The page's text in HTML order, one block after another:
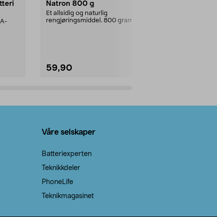
Natron 800 g
Et allsidig og naturlig
rengjøringsmiddel. 800 gram
59,90
Våre selskaper
Batteriexperten
Teknikkdeler
PhoneLife
Teknikmagasinet